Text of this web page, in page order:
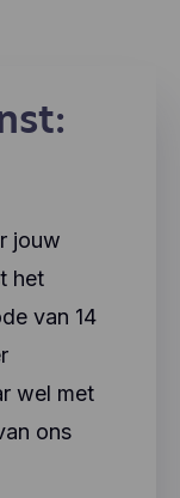
jouw
het
van 14
wel met
ons